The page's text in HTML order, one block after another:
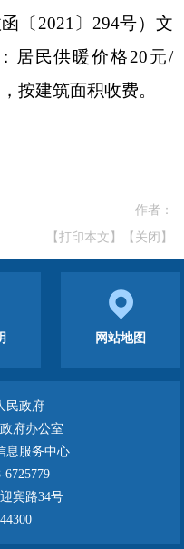
〔2021〕 294号）文
居民供暖价格20元/
按建筑面积收费。
作者：
【打印本文】
【关闭】
网站地图
民政府
府办公室
息服务中心
6725779
宾路34号